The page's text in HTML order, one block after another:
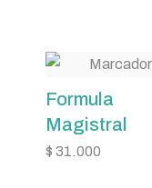
Formula
Magistral
$ 31.000